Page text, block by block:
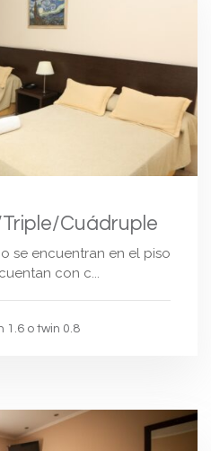
Cuádruple
se encuentran en el piso
con c...
1.6 o twin 0.8